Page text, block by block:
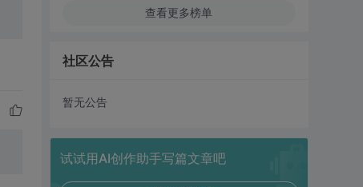
查看更多榜单
社区公告
暂无公告
试试用AI创作助手写篇文章吧